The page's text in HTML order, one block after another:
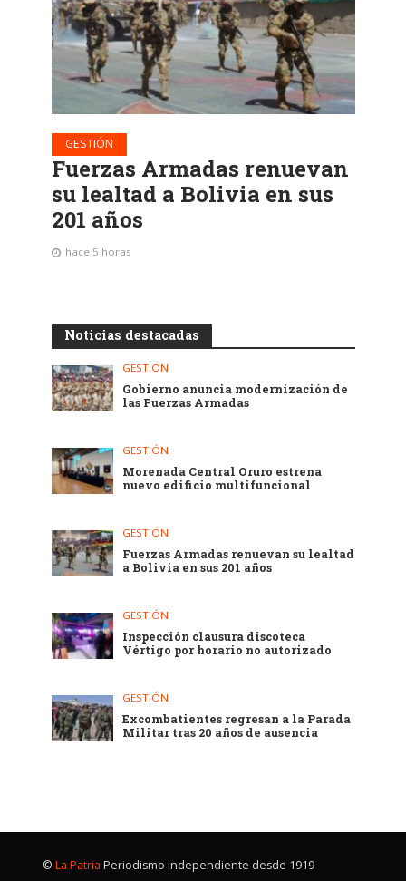
GESTIÓN
Fuerzas Armadas renuevan
su lealtad a Bolivia en sus
201 años
hace 5 horas
Noticias destacadas
GESTIÓN
Gobierno anuncia modernización de
las Fuerzas Armadas
GESTIÓN
Morenada Central Oruro estrena
nuevo edificio multifuncional
GESTIÓN
Fuerzas Armadas renuevan su lealtad
a Bolivia en sus 201 años
GESTIÓN
Inspección clausura discoteca
Vértigo por horario no autorizado
GESTIÓN
Excombatientes regresan a la Parada
Militar tras 20 años de ausencia
© La Patria Periodismo independiente desde 1919